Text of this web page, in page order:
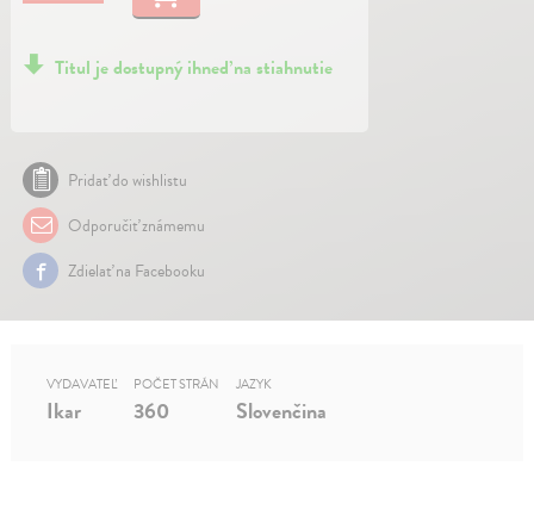
Titul je dostupný ihneď na stiahnutie
Pridať do wishlistu
Odporučiť známemu
Zdielať na Facebooku
VYDAVATEĽ
Ikar
POČET STRÁN
360
JAZYK
Slovenčina